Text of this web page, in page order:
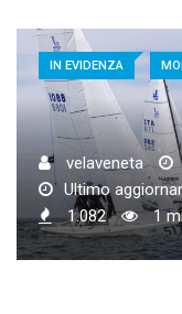
IN EVIDENZA
velaveneta
Ultimo
1.082
1